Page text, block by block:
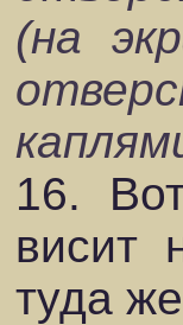
(на
16.
висит
туда